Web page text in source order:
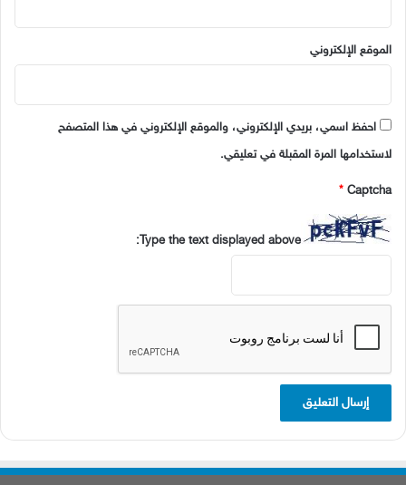
الموقع الإلكتروني
احفظ اسمي، بريدي الإلكتروني، والموقع الإلكتروني في هذا المتصفح
لاستخدامها المرة المقبلة في تعليقي.
Captcha
*
Type the text displayed above: